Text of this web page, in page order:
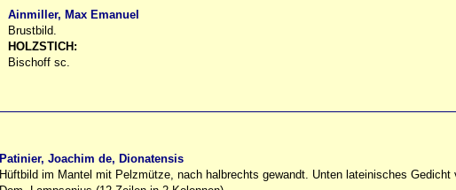
Ainmiller, Max Emanuel
Brustbild.
HOLZSTICH:
Bischoff sc.
Patinier, Joachim de, Dionatensis
Hüftbild im Mantel mit Pelzmütze, nach halbrechts gewandt. Unten lateinisches Gedicht